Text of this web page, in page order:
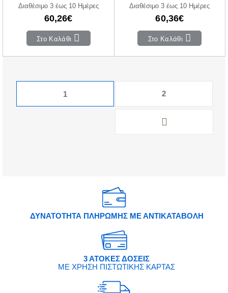
Διαθέσιμο 3 έως 10 Ημέρες
60,26€
Στο Καλάθι
Διαθέσιμο 3 έως 10 Ημέρες
60,36€
Στο Καλάθι
1 2
ΔΥΝΑΤΟΤΗΤΑ ΠΛΗΡΩΜΗΣ ΜΕ ΑΝΤΙΚΑΤΑΒΟΛΗ
3 ΑΤΟΚΕΣ ΔΟΣΕΙΣ
ΜΕ ΧΡΗΣΗ ΠΙΣΤΩΤΙΚΗΣ ΚΑΡΤΑΣ